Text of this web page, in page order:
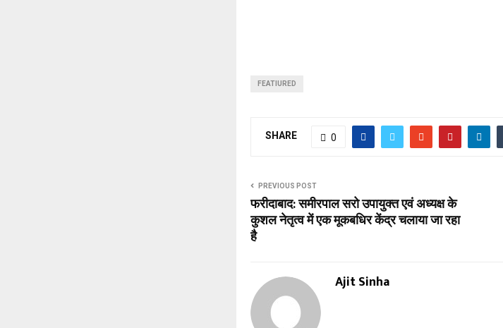
FEATIURED
SHARE 0
PREVIOUS POST
फरीदाबाद: समीरपाल सरो उपायुक्त एवं अध्यक्ष के
कुशल नेतृत्व में एक मूकबधिर केंद्र चलाया जा रहा
है
Ajit Sinha